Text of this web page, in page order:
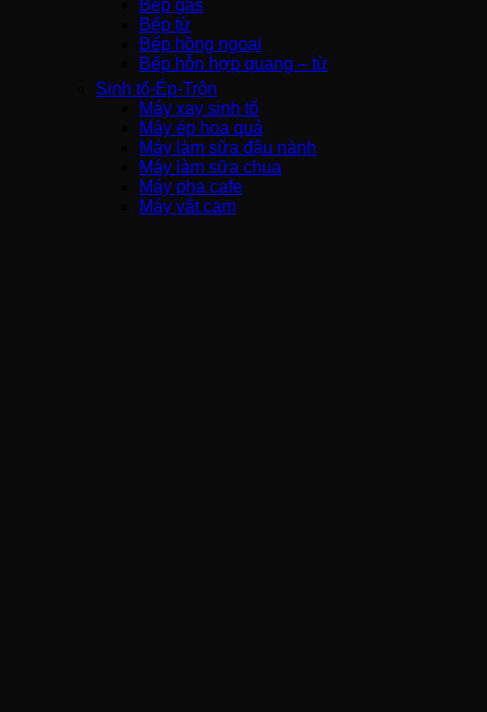
Bếp gas
Bếp từ
Bếp hồng ngoại
Bếp hỗn hợp quang – từ
Sinh tố-Ép-Trộn
Máy xay sinh tố
Máy ép hoa quả
Máy làm sữa đậu nành
Máy làm sữa chua
Máy pha cafe
Máy vắt cam